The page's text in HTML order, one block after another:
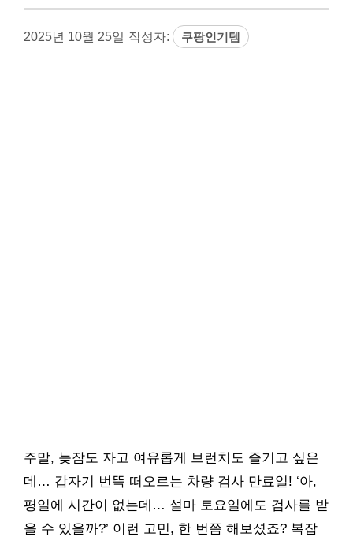
2025년 10월 25일 작성자: 쿠팡인기템
주말, 늦잠도 자고 여유롭게 브런치도 즐기고 싶은
데… 갑자기 번뜩 떠오르는 차량 검사 만료일! ‘아,
평일에 시간이 없는데… 설마 토요일에도 검사를 받
을 수 있을까?’ 이런 고민, 한 번쯤 해보셨죠? 복잡